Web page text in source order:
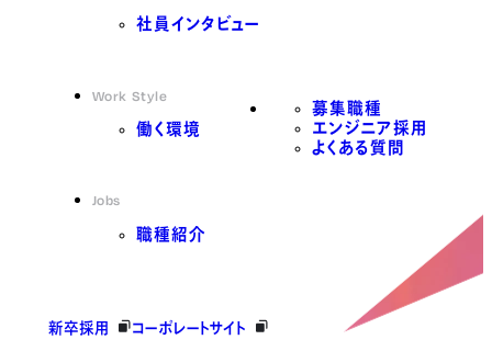
社員インタビュー
Work Style
働く環境
Jobs
職種紹介
募集職種
エンジニア採用
よくある質問
新卒採用 コーポレートサイト